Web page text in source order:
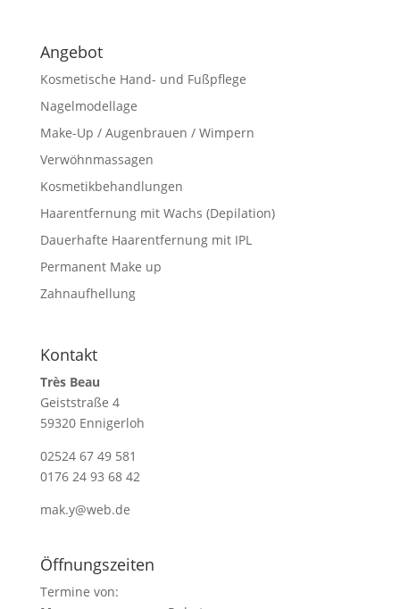
Angebot
Kosmetische Hand- und Fußpflege
Nagelmodellage
Make-Up / Augenbrauen / Wimpern
Verwöhnmassagen
Kosmetikbehandlungen
Haarentfernung mit Wachs (Depilation)
Dauerhafte Haarentfernung mit IPL
Permanent Make up
Zahnaufhellung
Kontakt
Très Beau
Geiststraße 4
59320 Ennigerloh
02524 67 49 581
0176 24 93 68 42
mak.y@web.de
Öffnungszeiten
Termine von: